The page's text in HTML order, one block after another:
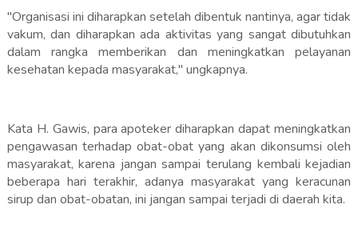
"Organisasi ini diharapkan setelah dibentuk nantinya, agar tidak
vakum, dan diharapkan ada aktivitas yang sangat dibutuhkan
dalam rangka memberikan dan meningkatkan pelayanan
kesehatan kepada masyarakat," ungkapnya.
Kata H. Gawis, para apoteker diharapkan dapat meningkatkan
pengawasan terhadap obat-obat yang akan dikonsumsi oleh
masyarakat, karena jangan sampai terulang kembali kejadian
beberapa hari terakhir, adanya masyarakat yang keracunan
sirup dan obat-obatan, ini jangan sampai terjadi di daerah kita.